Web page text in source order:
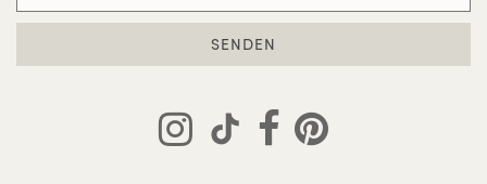
SENDEN